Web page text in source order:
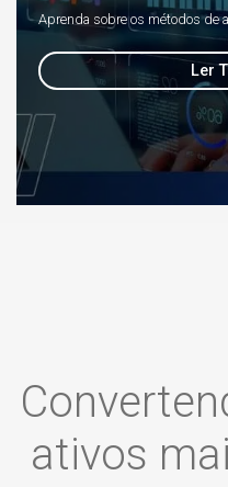
Aprenda sobre os métodos de
Ler
ativos